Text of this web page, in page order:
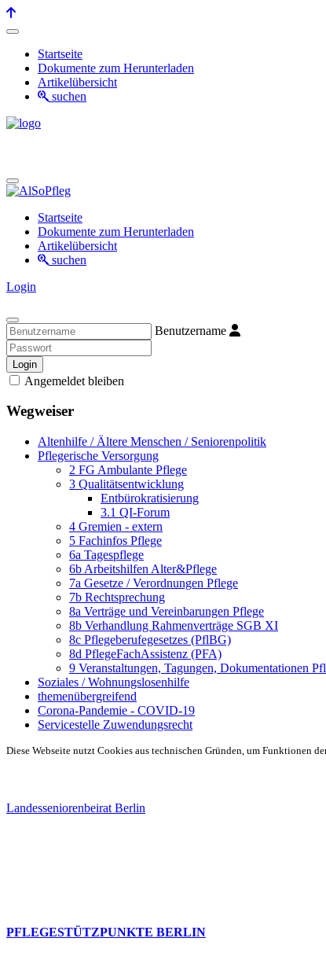
Startseite
Dokumente zum Herunterladen
Artikelübersicht
suchen
Startseite
Dokumente zum Herunterladen
Artikelübersicht
suchen
Login
Benutzername
Login
Angemeldet bleiben
Wegweiser
Altenhilfe / Ältere Menschen / Seniorenpolitik
Pflegerische Versorgung
2 FG Ambulante Pflege
3 Qualitätsentwicklung
Entbürokratisierung
3.1 QI-Forum
4 Gremien - extern
5 Fachinfos Pflege
6a Tagespflege
6b Arbeitshilfen Alter&Pflege
7a Gesetze / Verordnungen Pflege
7b Rechtsprechung
8a Verträge und Vereinbarungen Pflege
8b Verhandlung Rahmenverträge SGB XI
8c Pflegeberufegesetzes (PflBG)
8d PflegeFachAssistenz (PFA)
9 Veranstaltungen, Tagungen, Dokumentationen
Soziales / Wohnungslosenhilfe
themenübergreifend
Corona-Pandemie - COVID-19
Servicestelle Zuwendungsrecht
Diese Webseite nutzt Cookies aus technischen Gründen, um Funktionen
Landesseniorenbeirat Berlin
PFLEGESTÜTZPUNKTE BERLIN